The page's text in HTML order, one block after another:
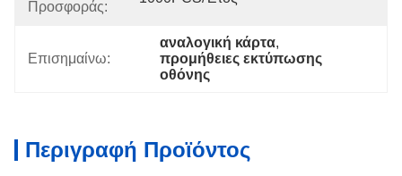
Προσφοράς:
Επισημαίνω:
αναλογική κάρτα,
προμήθειες εκτύπωσης
οθόνης
Περιγραφή Προϊόντος